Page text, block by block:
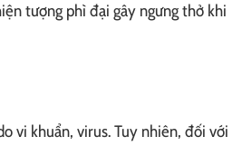
tượng phì đại gây ngưng thở khi
vi khuẩn, virus. Tuy nhiên, đối với